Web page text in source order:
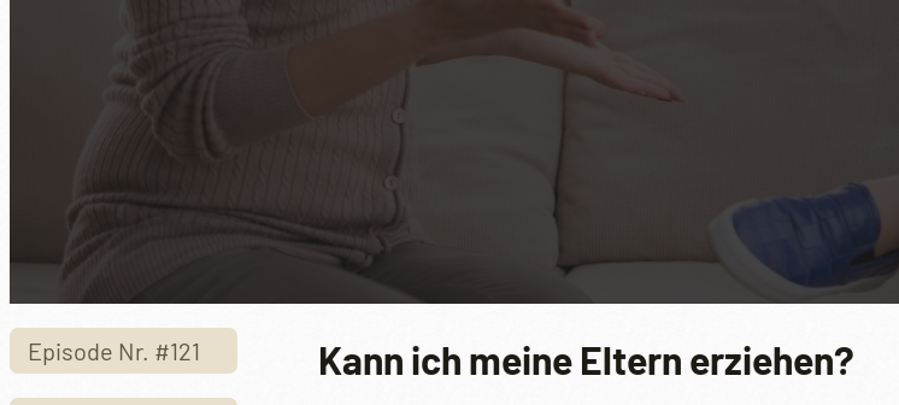
Episode Nr. #121 Kann ich meine Eltern erziehen?